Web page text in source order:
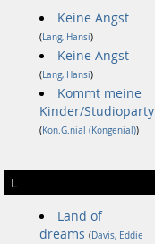
Keine Angst
(Lang, Hansi)
Keine Angst
(Lang, Hansi)
Kommt meine
Kinder/Studioparty
(Kon.G.nial (Kongenial))
L
Land of
dreams (Davis, Eddie